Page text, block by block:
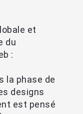
et
du
:
la phase de
designs
est pensé